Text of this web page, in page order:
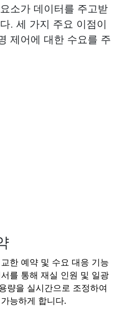
소가 데이터를 주고받
. 세 가지 주요 이점이
제어에 대한 수요를 주
한 예약 및 수요 대응 기능
를 통해 재실 인원 및 일광
량을 실시간으로 조정하여
능하게 합니다.